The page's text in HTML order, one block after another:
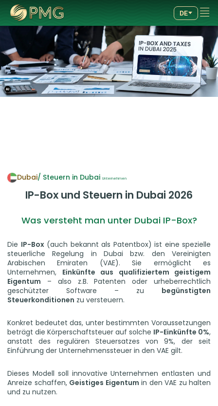
DE
4.89
/5.00
257
GUT
4.89
/5.00
257
Dubai/ Steuern in Dubai Unternehmen
IP-Box und Steuern in Dubai 2026
Was versteht man unter Dubai IP-Box?
Die IP-Box(auch bekannt als Patentbox) ist eine spezielle
steuerliche Regelung in Dubai bzw. den Vereinigten
Arabischen Emiraten (VAE). Sie ermöglicht es
Unternehmen, Einkünfte aus qualifiziertem geistigem
Eigentum – also z.B. Patenten oder urheberrechtlich
geschützter Software – zu begünstigten
Steuerkonditionen zu versteuern.
Konkret bedeutet das, unter bestimmten Voraussetzungen
beträgt die Körperschaftsteuer auf solche IP-Einkünfte 0%,
anstatt des regulären Steuersatzes von 9%, der seit
Einführung der Unternehmenssteuer in den VAE gilt.
Dieses Modell soll innovative Unternehmen entlasten und
Anreize schaffen, Geistiges Eigentum in den VAE zu halten
und zu nutzen.